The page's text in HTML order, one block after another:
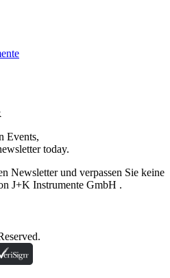
Events,
today.
Newsletter und verpassen Sie keine
J+K Instrumente GmbH .